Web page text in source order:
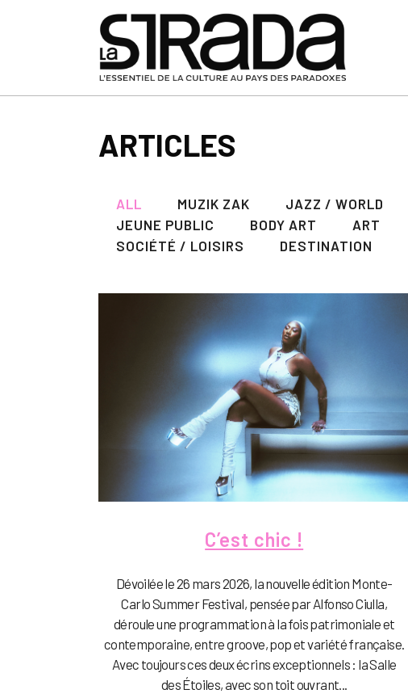
ARTICLES
ALL MUZIK ZAK JAZZ / WORLD
JEUNE PUBLIC
BODY ART ART
SOCIÉTÉ / LOISIRS
DESTINATION
C’est chic !
Dévoilée le 26 mars 2026, la nouvelle édition Monte-
Carlo Summer Festival, pensée par Alfonso Ciulla,
déroule une programmation à la fois patrimoniale et
contemporaine, entre groove, pop et variété française.
Avec toujours ces deux écrins exceptionnels : la Salle
des Étoiles, avec son toit ouvrant...